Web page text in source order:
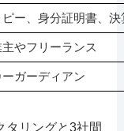
ー、身分証明書、
やフリーランス
ガーディアン
タリングと3社間